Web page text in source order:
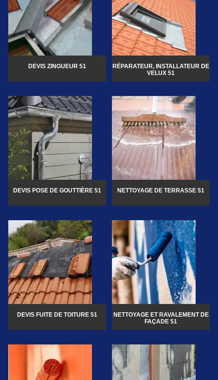
DEVIS ZINGUEUR 51
RÉPARATEUR, INSTALLATEUR DE
VELUX 51
DEVIS POSE DE GOUTTIÈRE 51 NETTOYAGE DE TERRASSE 51
DEVIS FUITE DE TOITURE 51
NETTOYAGE ET RAVALEMENT DE
FAÇADE 51